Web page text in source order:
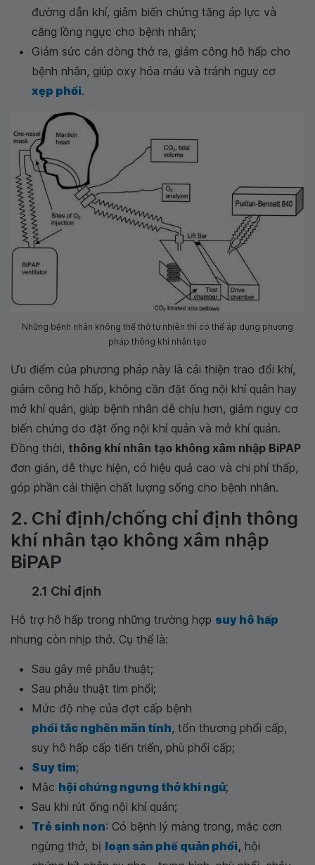
đường dẫn khí, giảm biến chứng tăng áp lực và
căng lồng ngực cho bệnh nhân;
Giảm sức cản dòng thở ra, giảm công hô hấp cho
bệnh nhân, giúp oxy hóa máu và tránh nguy cơ
xẹp phổi.
Những bệnh nhân không thể thở tự nhiên thì có thể áp dụng phương
pháp thông khí nhân tạo
Ưu điểm của phương pháp này là cải thiện trao đổi khí,
giảm công hô hấp, không cần đặt ống nội khí quản hay
mở khí quản, giúp bệnh nhân dễ chịu hơn, giảm nguy cơ
biến chứng do đặt ống nội khí quản và mở khí quản.
Đồng thời, thông khí nhân tạo không xâm nhập BiPAP
đơn giản, dễ thực hiện, có hiệu quả cao và chi phí thấp,
góp phần cải thiện chất lượng sống cho bệnh nhân.
2. Chỉ định/chống chỉ định thông
khí nhân tạo không xâm nhập
BiPAP
2.1 Chỉ định
Hỗ trợ hô hấp trong những trường hợp suy hô hấp
nhưng còn nhịp thở. Cụ thể là:
Sau gây mê phẫu thuật;
Sau phẫu thuật tim phổi;
Mức độ nhẹ của đợt cấp bệnh
phổi tắc nghẽn mãn tính, tổn thương phổi cấp,
suy hô hấp cấp tiến triển, phù phổi cấp;
Suy tim;
Mắc hội chứng ngưng thở khi ngủ;
Sau khi rút ống nội khí quản;
Trẻ sinh non: Có bệnh lý màng trong, mắc cơn
ngừng thở, bị loạn sản phế quản phổi, hội